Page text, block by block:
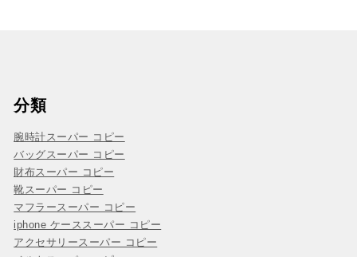
分類
腕時計スーパー コピー
バッグスーパー コピー
財布スーパー コピー
靴スーパー コピー
マフラースーパー コピー
iphone ケーススーパー コピー
アクセサリースーパー コピー